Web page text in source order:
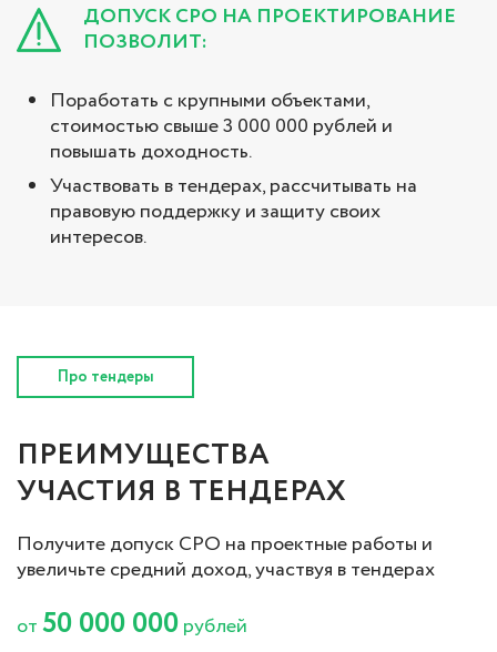
ДОПУСК СРО НА ПРОЕКТИРОВАНИЕ
ПОЗВОЛИТ:
Поработать с крупными объектами,
стоимостью свыше 3 000 000 рублей и
повышать доходность.
Участвовать в тендерах, рассчитывать на
правовую поддержку и защиту своих
интересов.
Про тендеры
ПРЕИМУЩЕСТВА
УЧАСТИЯ В ТЕНДЕРАХ
Получите допуск СРО на проектные работы и
увеличьте средний доход, участвуя в тендерах
от50 000 000рублей